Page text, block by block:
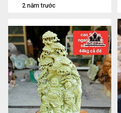
2 năm trước